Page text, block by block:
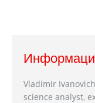
Vladimir
science analyst,